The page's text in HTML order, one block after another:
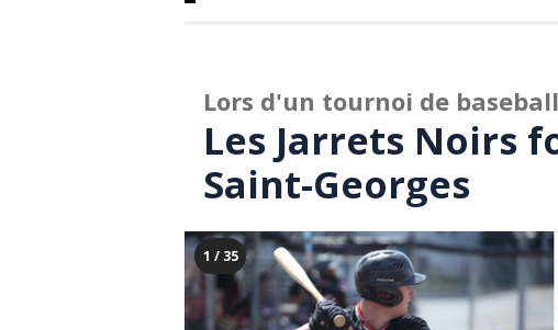
Lors d'un tournoi de baseball
Les Jarrets Noirs
Saint-Georges
1 / 35